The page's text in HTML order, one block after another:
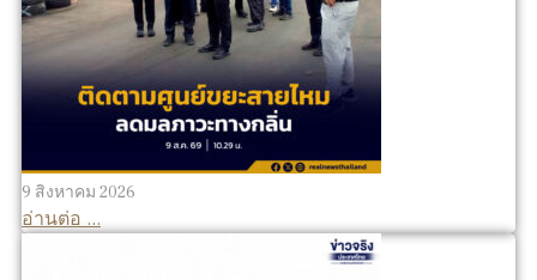
9 สิงหาคม 2026
อ่านต่อ ...